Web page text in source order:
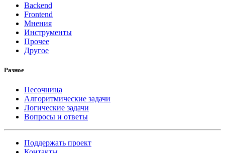
Backend
Frontend
Мнения
Инструменты
Прочее
Другое
Разное
Песочница
Алгоритмические задачи
Логические задачи
Вопросы и ответы
Поддержать проект